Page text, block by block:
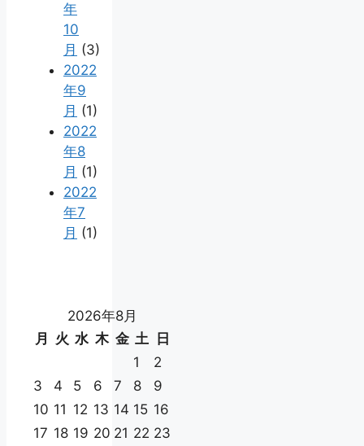
年
10
月 (3)
2022
年9
月 (1)
2022
年8
月 (1)
2022
年7
月 (1)
2026年8月
月
火 水 木 金 土
日
1
2
3
4 5 6 7 8
9
10 11 12 13 14 15 16
17 18 19 20 21 22 23